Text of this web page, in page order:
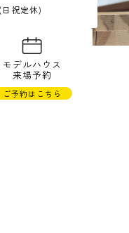
祝定休)
モデルハウス
来場予約
ご予約はこちら